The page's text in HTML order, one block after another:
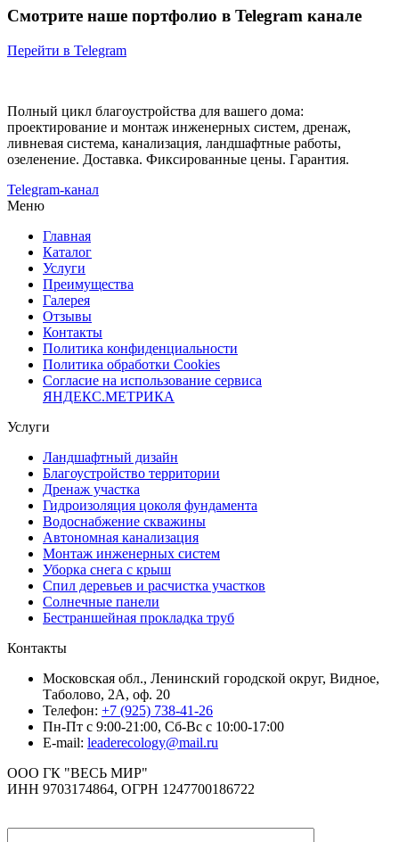
Смотрите наше портфолио в Telegram канале
Перейти в Telegram
Полный цикл благоустройства для вашего дома:
проектирование и монтаж инженерных систем, дренаж,
ливневая система, канализация, ландшафтные работы,
озеленение. Доставка. Фиксированные цены. Гарантия.
Telegram-канал
Меню
Главная
Каталог
Услуги
Преимущества
Галерея
Отзывы
Контакты
Политика конфиденциальности
Политика обработки Cookies
Согласие на использование сервиса
ЯНДЕКС.МЕТРИКА
Услуги
Ландшафтный дизайн
Благоустройство территории
Дренаж участка
Гидроизоляция цоколя фундамента
Водоснабжение скважины
Автономная канализация
Монтаж инженерных систем
Уборка снега с крыш
Спил деревьев и расчистка участков
Солнечные панели
Бестраншейная прокладка труб
Контакты
Московская обл., Ленинский городской округ, Видное,
Таболово, 2А, оф. 20
Телефон: +7 (925) 738-41-26
Пн-Пт с 9:00-21:00, Сб-Вс с 10:00-17:00
E-mail: leaderecology@mail.ru
ООО ГК "ВЕСЬ МИР"
ИНН 9703174864, ОГРН 1247700186722